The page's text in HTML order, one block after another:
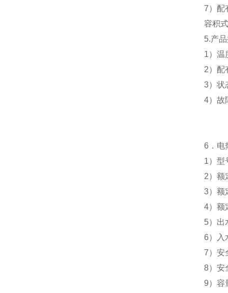
7）配
容积
5.产
1）温
2）配
3）状
4）故
6 ．
1）型
2）额
3）额
4）额
5）出
6）入
7）安
8）安
9）容